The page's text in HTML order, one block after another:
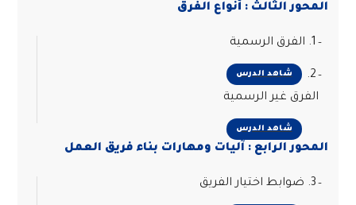
المحور الثالث : أنواع الفرق
شاهد الدرس
2.
الفرق غير الرسمية
شاهد الدرس
المحور الرابع : آليات ومهارات بناء فريق العمل